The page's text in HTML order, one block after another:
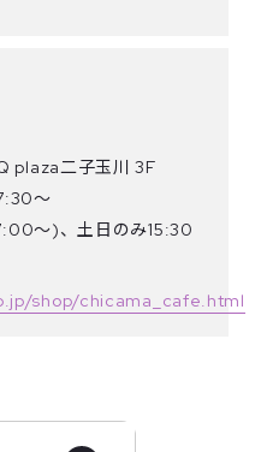
plaza二子玉川 3F
～
～)、土日のみ15:30
shop/chicama_cafe.html